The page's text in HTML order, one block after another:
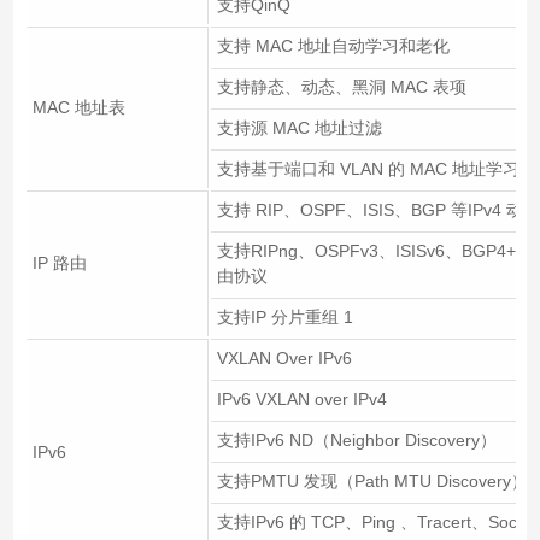
支持QinQ
MAC 地址表
支持 MAC 地址自动学习和老化
支持静态、动态、黑洞 MAC 表项
支持源 MAC 地址过滤
支持基于端口和 VLAN 的 MAC 地址学习限
IP 路由
支持 RIP、OSPF、ISIS、BGP 等IPv4 动
支持RIPng、OSPFv3、ISISv6、BGP4+等
由协议
支持IP 分片重组 1
IPv6
VXLAN Over IPv6
IPv6 VXLAN over IPv4
支持IPv6 ND（Neighbor Discovery）
支持PMTU 发现（Path MTU Discovery）
支持IPv6 的 TCP、Ping 、Tracert、